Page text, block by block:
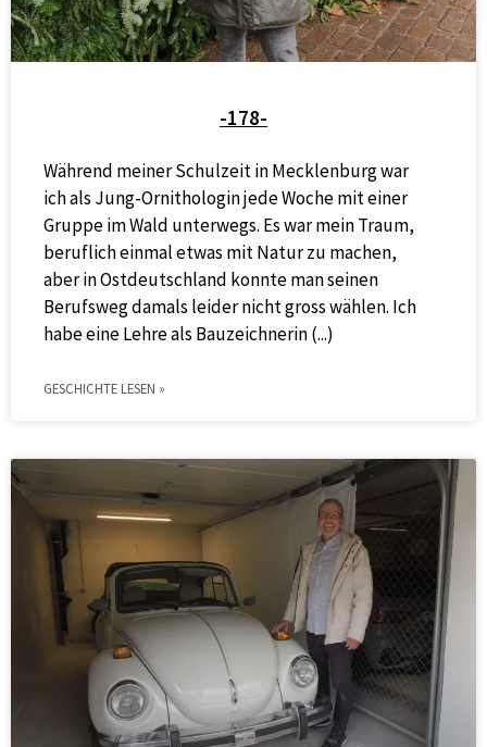
-178-
Während meiner Schulzeit in Mecklenburg war
ich als Jung-Ornithologin jede Woche mit einer
Gruppe im Wald unterwegs. Es war mein Traum,
beruflich einmal etwas mit Natur zu machen,
aber in Ostdeutschland konnte man seinen
Berufsweg damals leider nicht gross wählen. Ich
habe eine Lehre als Bauzeichnerin
GESCHICHTE LESEN »